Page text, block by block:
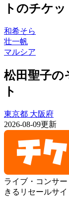
トのチケッ
和希そら
壮一帆
マルシア
松田聖子の
ト
東京都 大阪府
2026-08-09更新
ライブ・コンサ
きるリセールサイ